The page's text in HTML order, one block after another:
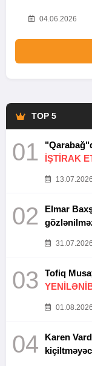
04.06.2026
TOP 5
01
İŞTİRAK
13.07.2026
02
Elmar
31.07.2026
03
01.08.2026
04
Karen